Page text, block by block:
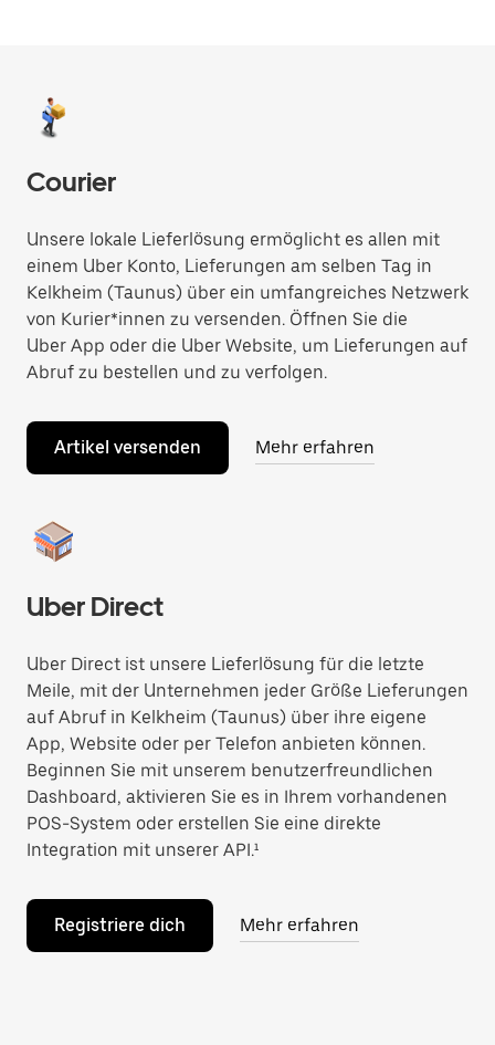
Courier
Unsere lokale Lieferlösung ermöglicht es allen mit
einem Uber Konto, Lieferungen am selben Tag in
Kelkheim (Taunus) über ein umfangreiches Netzwerk
von Kurier*innen zu versenden. Öffnen Sie die
Uber App oder die Uber Website, um Lieferungen auf
Abruf zu bestellen und zu verfolgen.
Artikel versenden Mehr erfahren
Uber Direct
Uber Direct ist unsere Lieferlösung für die letzte
Meile, mit der Unternehmen jeder Größe Lieferungen
auf Abruf in Kelkheim (Taunus) über ihre eigene
App, Website oder per Telefon anbieten können.
Beginnen Sie mit unserem benutzerfreundlichen
Dashboard, aktivieren Sie es in Ihrem vorhandenen
POS-System oder erstellen Sie eine direkte
Integration mit unserer API.¹
Registriere dich Mehr erfahren